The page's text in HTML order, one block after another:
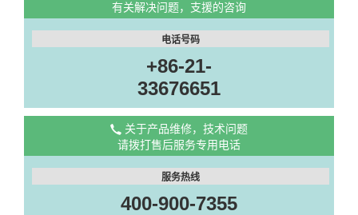
有关解决问题，支援的咨询
电话号码
+86-21-
33676651
关于产品维修，技术问题
请拨打售后服务专用电话
服务热线
400-900-7355